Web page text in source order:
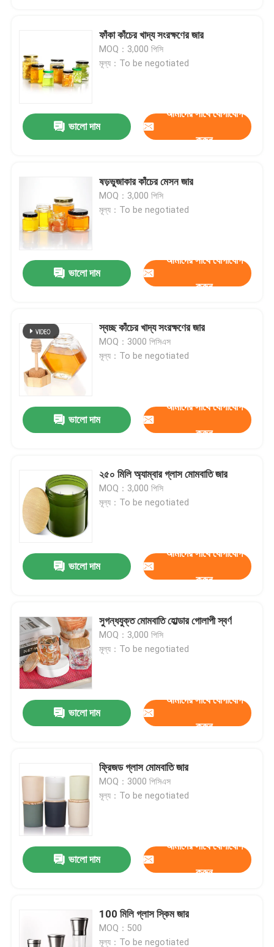
বাড়ি
আমাদের সম্পর্কে
ফাঁকা কাঁচের খাদ্য সংরক্ষণের জার
MOQ：3,000 পিসি
মূল্য：To be negotiated
ভালো দাম
আমাদের সাথে যোগাযোগ
করুন
ষড়ভুজাকার কাঁচের মেসন জার
MOQ：3,000 পিসি
মূল্য：To be negotiated
ভালো দাম
আমাদের সাথে যোগাযোগ
করুন
স্বচ্ছ কাঁচের খাদ্য সংরক্ষণের জার
MOQ：3000 পিসিএস
মূল্য：To be negotiated
ভালো দাম
আমাদের সাথে যোগাযোগ
করুন
২৫০ মিলি অ্যাম্বার গ্লাস মোমবাতি জার
MOQ：3,000 পিসি
মূল্য：To be negotiated
ভালো দাম
আমাদের সাথে যোগাযোগ
করুন
সুগন্ধযুক্ত মোমবাতি হোল্ডার গোলাপী স্বর্ণ
MOQ：3,000 পিসি
মূল্য：To be negotiated
ভালো দাম
আমাদের সাথে যোগাযোগ
করুন
ফ্রিজড গ্লাস মোমবাতি জার
MOQ：3000 পিসিএস
মূল্য：To be negotiated
ভালো দাম
আমাদের সাথে যোগাযোগ
করুন
100 মিলি গ্লাস স্কিম জার
MOQ：500
মূল্য：To be negotiated